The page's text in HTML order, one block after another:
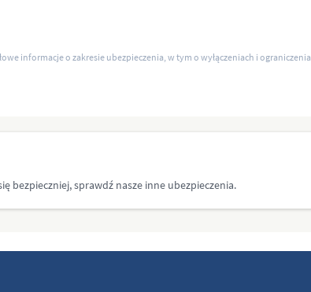
informacje o zakresie ubezpieczenia, w tym o wyłączeniach i
bezpieczniej, sprawdź nasze inne ubezpieczenia.